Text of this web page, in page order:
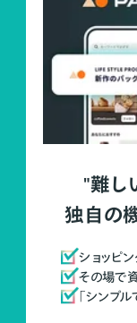
"難し
独自の
ショッピン
その場で
「シンプ